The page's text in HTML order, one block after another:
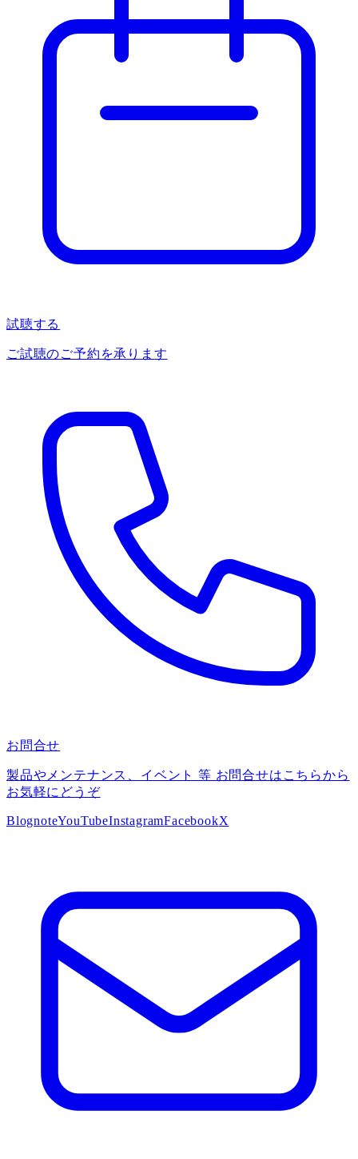
試聴する
ご試聴のご予約を承ります
お問合せ
製品やメンテナンス、イベント 等 お問合せはこちらから
お気軽にどうぞ
BlognoteYouTubeInstagramFacebookX